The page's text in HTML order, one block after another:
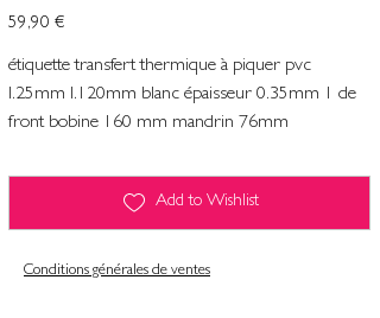
Precio
59,90 €
étiquette transfert thermique à piquer pvc
l.25mm l.120mm blanc épaisseur 0.35mm 1 de
front bobine 160 mm mandrin 76mm
Add to Wishlist
Conditions générales de ventes